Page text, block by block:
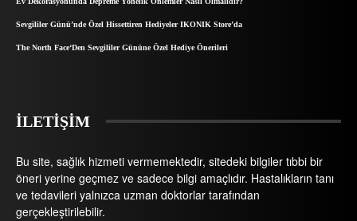
Sevgililer Günü’nde Özel Hissettiren Hediyeler IKONIK Store’da
The North Face‘Den Sevgililer Gününe Özel Hediye Önerileri
İLETİŞİM
Bu site, sağlık hizmeti vermemektedir, sitedeki bilgiler tıbbi bir
öneri yerine geçmez ve sadece bilgi amaçlıdır. Hastalıkların tanı
ve tedavileri yalnızca uzman doktorlar tarafından
gerçekleştirilebilir.